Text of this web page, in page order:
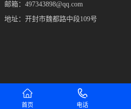
邮箱：497343898@qq.com
地址：开封市魏都路中段109号
首页 电话